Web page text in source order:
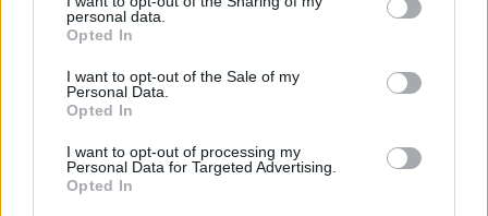
personal data.
Opted In
I want to opt-out of the Sale of my
Personal Data.
Opted In
I want to opt-out of processing my
Personal Data for Targeted Advertising.
Opted In
2026. AUGUSZTUS 06., CSÜTÖRTÖK
energiaválság miatt
rendkívüli
intézkedéseket hoztunk
csütörtökön – hírmix